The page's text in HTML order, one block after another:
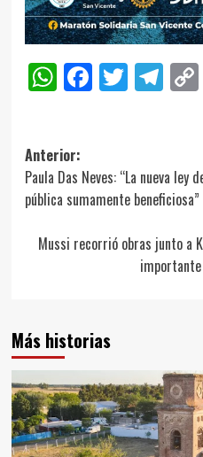
WhatsApp
Navegación
de
entradas
Anterior:
Paula Das Neves: “La nueva
pública sumamente beneficiosa”
Mussi recorrió obras junto a
Más historias